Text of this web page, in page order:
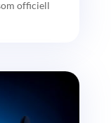
officiell